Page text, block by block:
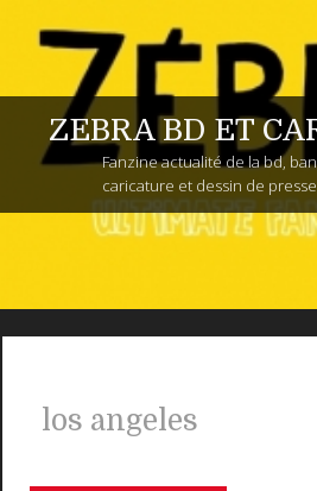
ZEBRA BD ET
Fanzine actualité de la bd,
caricature et dessin de presse
los angeles